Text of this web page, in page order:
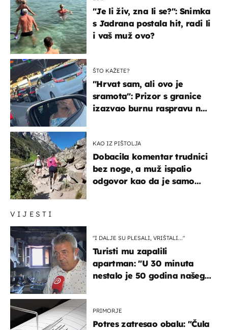
VIJESTI
"I DALJE SU PLESALI, VRIŠTALI..."
Turisti mu zapalili
apartman: "U 30 minuta
nestalo je 50 godina našeg
PRIMORJE
Potres zatresao obalu: "Čula
"Je li živ, zna li se?": Snimka
s Jadrana postala hit, radi li
i vaš muž ovo?
ŠTO KAŽETE?
"Hrvat sam, ali ovo je
sramota": Prizor s granice
izazvao burnu raspravu na
KAO IZ PIŠTOLJA
Dobacila komentar trudnici
bez noge, a muž ispalio
odgovor kao da je samo